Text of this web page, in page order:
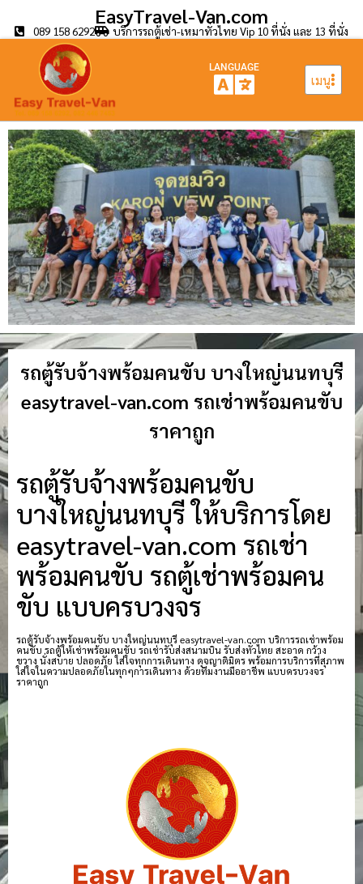
EasyTravel-Van.com
089 158 6292 บริการรถตู้เช่า-เหมาทั่วไทย Vip 10 ที่นั่ง และ 13 ที่นั่ง
เมนู
LANGUAGE
รถตู้รับจ้างพร้อมคนขับ บางใหญ่นนทบุรี
easytravel-van.com รถเช่าพร้อมคนขับ
ราคาถูก
รถตู้รับจ้างพร้อมคนขับ
บางใหญ่นนทบุรี ให้บริการโดย
easytravel-van.com รถเช่า
พร้อมคนขับ รถตู้เช่าพร้อมคน
ขับ แบบครบวงจร
รถตู้รับจ้างพร้อมคนขับ บางใหญ่นนทบุรี easytravel-van.com บริการรถเช่าพร้อม
คนขับ รถตู้ให้เช่าพร้อมคนขับ รถเช่ารับส่งสนามบิน รับส่งทั่วไทย สะอาด กว้าง
ขวาง นั่งสบาย ปลอดภัย ใส่ใจทุกการเดินทาง ดุจญาติมิตร พร้อมการบริการที่สุภาพ
ใส่ใจในความปลอดภัยในทุกๆการเดินทาง ด้วยทีมงานมืออาชีพ แบบครบวงจร
ราคาถูก